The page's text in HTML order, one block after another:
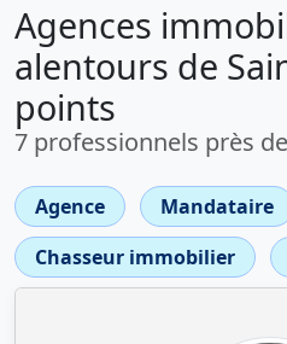
Agences
alentours de
points
7 professionnels près
Agence
Mandataire
Chasseur immobilier